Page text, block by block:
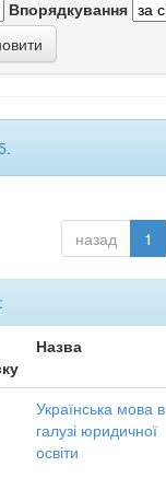
Впорядкування
назад 1
Назва
Українська мова в
галузі юридичної
освіти